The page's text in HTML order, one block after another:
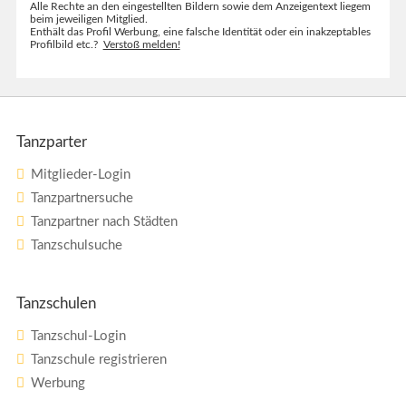
Alle Rechte an den eingestellten Bildern sowie dem Anzeigentext liegem
beim jeweiligen Mitglied.
Enthält das Profil Werbung, eine falsche Identität oder ein inakzeptables
Profilbild etc.? Verstoß melden!
Tanzparter
Mitglieder-Login
Tanzpartnersuche
Tanzpartner nach Städten
Tanzschulsuche
Tanzschulen
Tanzschul-Login
Tanzschule registrieren
Werbung